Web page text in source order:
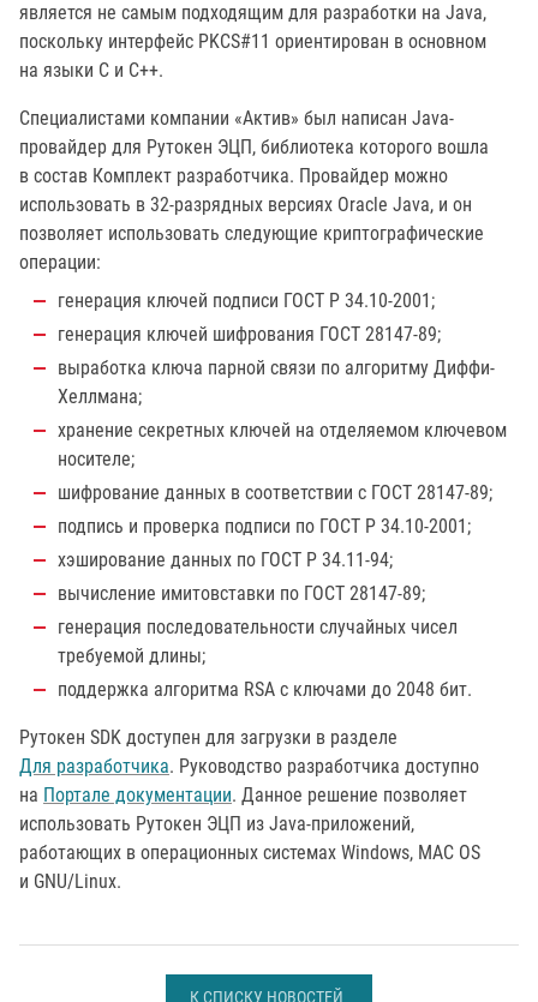
является не самым подходящим для разработки на Java,
поскольку интерфейс PKCS#11 ориентирован в основном
на языки C и C++.
Специалистами компании «Актив» был написан Java-
провайдер для Рутокен ЭЦП, библиотека которого вошла
в состав Комплект разработчика. Провайдер можно
использовать в 32-разрядных версиях Oracle Java, и он
позволяет использовать следующие криптографические
операции:
генерация ключей подписи ГОСТ Р 34.10-2001;
генерация ключей шифрования ГОСТ 28147-89;
выработка ключа парной связи по алгоритму Диффи-
Хеллмана;
хранение секретных ключей на отделяемом ключевом
носителе;
шифрование данных в соответствии с ГОСТ 28147-89;
подпись и проверка подписи по ГОСТ Р 34.10-2001;
хэширование данных по ГОСТ Р 34.11-94;
вычисление имитовставки по ГОСТ 28147-89;
генерация последовательности случайных чисел
требуемой длины;
поддержка алгоритма RSA с ключами до 2048 бит.
Рутокен SDK доступен для загрузки в разделе
Для разработчика. Руководство разработчика доступно
на Портале документации. Данное решение позволяет
использовать Рутокен ЭЦП из Java-приложений,
работающих в операционных системах Windows, MAC OS
и GNU/Linux.
К СПИСКУ НОВОСТЕЙ